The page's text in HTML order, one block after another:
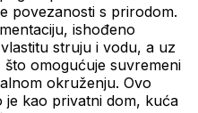
povezanosti s prirodom.
ishođeno
struju i vodu, a uz
omogućuje suvremeni
okruženju. Ovo
je kao privatni dom, kuća